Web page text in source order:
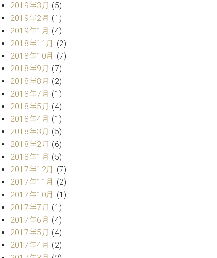
ト
カ
タ
マ
ー
サ
ー
ビ
ス
調
律
)
ア
フ
ー
サ
ー
ビ
ス
(調
律)
2019年3月 (5)
2019年2月 (1)
2019年1月 (4)
2018年11月 (2)
2018年10月 (7)
2018年9月 (7)
2018年8月 (2)
2018年7月 (1)
2018年5月 (4)
2018年4月 (1)
2018年3月 (5)
2018年2月 (6)
2018年1月 (5)
2017年12月 (7)
2017年11月 (2)
2017年10月 (1)
2017年7月 (1)
2017年6月 (4)
2017年5月 (4)
2017年4月 (2)